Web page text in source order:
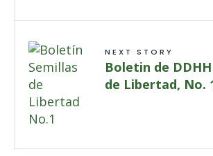
NEXT STORY
Boletin de
de Libertad, No.